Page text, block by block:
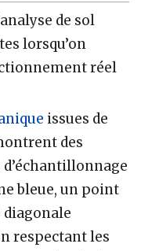
de sol
lorsqu’on
réel
issues de
des
bleue, un point
diagonale
respectant les